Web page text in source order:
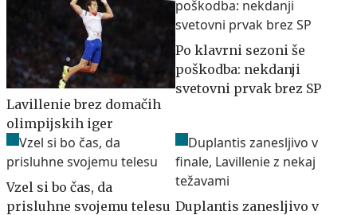
Lavillenie brez domačih
olimpijskih iger
Po klavrni sezoni še
poškodba: nekdanji
svetovni prvak brez SP
Vzel si bo čas, da
prisluhne svojemu telesu Duplantis zanesljivo v